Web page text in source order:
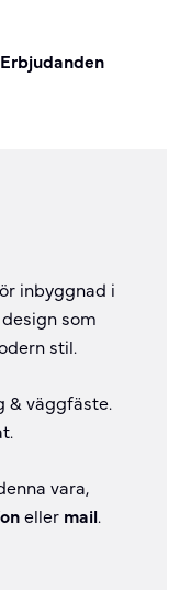
Erbjudanden
inbyggnad i
som
stil.
& väggfäste.
vara,
eller mail.